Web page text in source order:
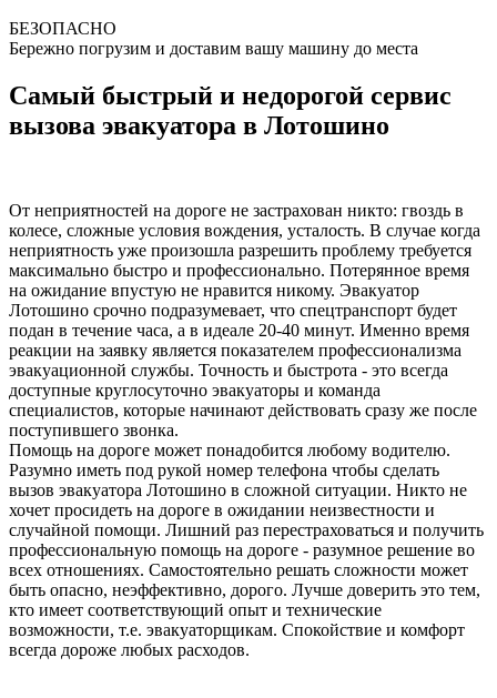
БЕЗОПАСНО
Бережно погрузим и доставим вашу машину до места
Самый быстрый и недорогой сервис
вызова эвакуатора в Лотошино
От неприятностей на дороге не застрахован никто: гвоздь в
колесе, сложные условия вождения, усталость. В случае когда
неприятность уже произошла разрешить проблему требуется
максимально быстро и профессионально. Потерянное время
на ожидание впустую не нравится никому. Эвакуатор
Лотошино срочно подразумевает, что спецтранспорт будет
подан в течение часа, а в идеале 20-40 минут. Именно время
реакции на заявку является показателем профессионализма
эвакуационной службы. Точность и быстрота - это всегда
доступные круглосуточно эвакуаторы и команда
специалистов, которые начинают действовать сразу же после
поступившего звонка.
Помощь на дороге может понадобится любому водителю.
Разумно иметь под рукой номер телефона чтобы сделать
вызов эвакуатора Лотошино в сложной ситуации. Никто не
хочет просидеть на дороге в ожидании неизвестности и
случайной помощи. Лишний раз перестраховаться и получить
профессиональную помощь на дороге - разумное решение во
всех отношениях. Самостоятельно решать сложности может
быть опасно, неэффективно, дорого. Лучше доверить это тем,
кто имеет соответствующий опыт и технические
возможности, т.е. эвакуаторщикам. Спокойствие и комфорт
всегда дороже любых расходов.